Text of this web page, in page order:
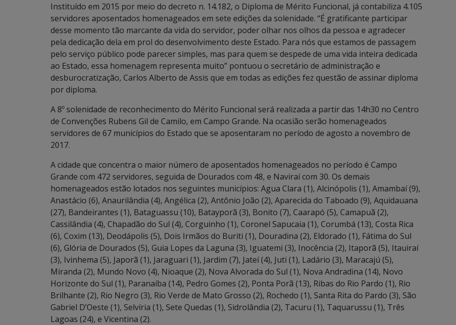
Instituído em 2015 por meio do decreto n. 14.182, o Diploma de Mérito Funcional, já contabiliza 4.105
servidores aposentados homenageados em sete edições da solenidade. “É gratificante participar
desse momento tão marcante da vida do servidor, poder olhar nos olhos da pessoa e agradecer
pela dedicação dela em prol do desenvolvimento deste Estado. Para nós que estamos de passagem
pelo serviço público pode parecer simples, mas para quem se despede de uma vida inteira dedicada
ao Estado, essa homenagem representa muito” pontuou o secretário de administração e
desburocratização, Carlos Alberto de Assis que em todas as edições fez questão de assinar diploma
por diploma.
A 8º solenidade de reconhecimento do Mérito Funcional será realizada a partir das 14h30 no Centro
de Convenções Rubens Gil de Camilo, em Campo Grande. Na ocasião serão homenageados
servidores de 67 municípios do Estado que se aposentaram no período de agosto a novembro de
2017.
A cidade que concentra o maior número de aposentados homenageados no período é Campo
Grande com 472 servidores, seguida de Dourados com 48, e Naviraí com 30. Os demais
homenageados estão lotados nos seguintes municípios: Agua Clara (1), Alcinópolis (1), Amambaí (9),
Anastácio (6), Anaurilândia (4), Angélica (2), Antônio João (2), Aparecida do Taboado (9), Aquidauana
(27), Bandeirantes (1), Bataguassu (10), Batayporã (3), Bonito (7), Caarapó (5), Camapuã (2),
Cassilândia (4), Chapadão do Sul (4), Corguinho (1), Coronel Sapucaia (1), Corumbá (13), Costa Rica
(6), Coxim (13), Deodápolis (5), Dois Irmãos do Buriti (1), Douradina (2), Eldorado (1), Fátima do Sul
(6), Glória de Dourados (5), Guia Lopes da Laguna (3), Iguatemi (3), Inocência (2), Itaporã (5), Itauiraí
(3), Ivinhema (5), Japorã (1), Jaraguari (1), Jardim (7), Jateí (4), Juti (1), Ladário (3), Maracajú (5),
Miranda (2), Mundo Novo (4), Nioaque (2), Nova Alvorada do Sul (1), Nova Andradina (14), Novo
Horizonte do Sul (1), Paranaíba (14), Pedro Gomes (2), Ponta Porã (13), Ribas do Rio Pardo (1), Rio
Brilhante (2), Rio Negro (3), Rio Verde de Mato Grosso (2), Rochedo (1), Santa Rita do Pardo (3), São
Gabriel D’Oeste (1), Selvíria (1), Sete Quedas (1), Sidrolândia (2), Tacuru (1), Taquarussu (1), Três
Lagoas (24), e Vicentina (2).